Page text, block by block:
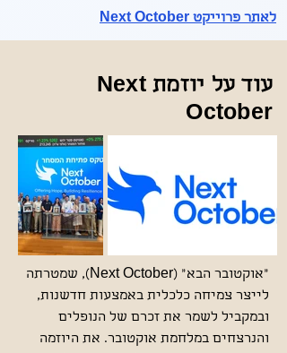
לאתר פרוייקט Next October
עוד על יוזמת Next
October
"אוקטובר הבא" (Next October), שמטרתה
לייצר צמיחה כלכלית באמצעות חדשנות,
ובמקביל לשמר את זכרם של הנופלים
והנרצחים במלחמת אוקטובר. את היוזמה